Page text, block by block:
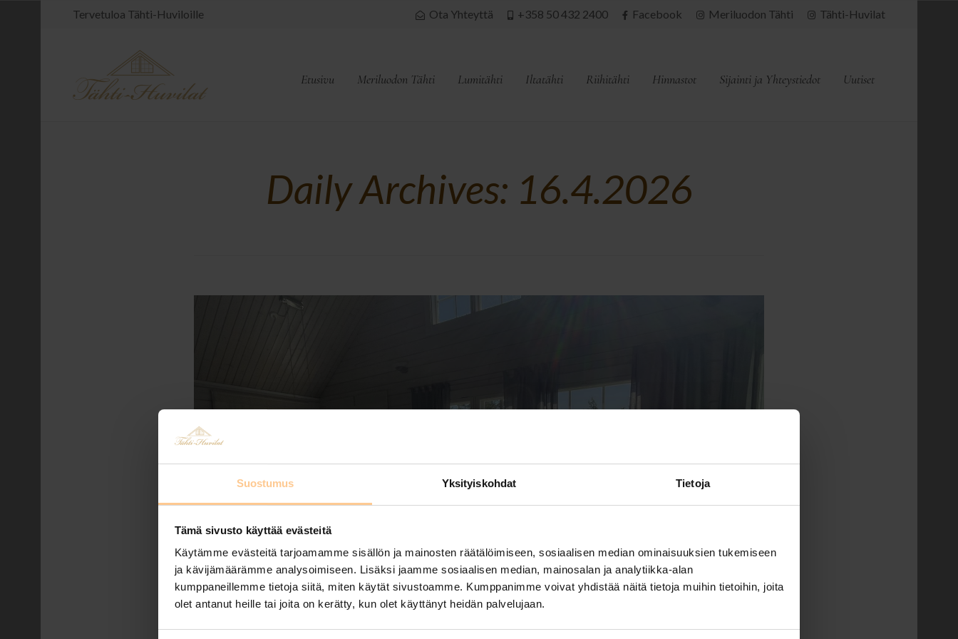
Suostumus Yksityiskohdat Tietoja
Tämä sivusto käyttää evästeitä
Käytämme evästeitä tarjoamamme sisällön ja mainosten räätälöimiseen, sosiaalisen median ominaisuuksien tukemiseen
ja kävijämäärämme analysoimiseen. Lisäksi jaamme sosiaalisen median, mainosalan ja analytiikka-alan
kumppaneillemme tietoja siitä, miten käytät sivustoamme. Kumppanimme voivat yhdistää näitä tietoja muihin tietoihin, joita
olet antanut heille tai joita on kerätty, kun olet käyttänyt heidän palvelujaan.
Tervetuloa Tähti-Huviloille Ota Yhteyttä +358 50 432 2400 Facebook Meriluodon Tähti Tähti-Huvilat
Etusivu Meriluodon Tähti Lumitähti Iltatähti Riihitähti Hinnastot Sijainti ja Yhteystiedot Uutiset
Daily Archives: 16.4.2026